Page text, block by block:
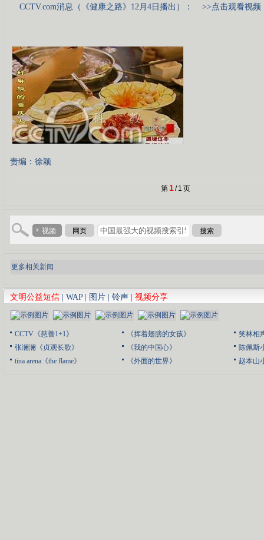
CCTV.com消息（《健康之路》12月4日播出）： >>点击观看视频
责编：徐颖
第 1/ 1 页
视频 网页 搜索
更多相关新闻
文明公益短信 | WAP| 图片 | 铃声 | 视频分享
CCTV《慈善1+1》
张澜澜《贞观长歌》
tina arena《the flame》
《挥着翅膀的女孩》
《我的中国心》
《外面的世界》
笑林相
陈佩斯
赵本山